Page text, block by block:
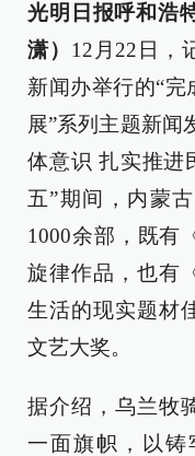
光明日报呼和浩
潇） 12月22日，
新闻办举行的“完
展”系列主题新
体意识 扎实推进
五”期间，内蒙
1000余部，既有
旋律作品，也有
生活的现实题材
文艺大奖。
据介绍，乌兰牧
一面旗帜，以